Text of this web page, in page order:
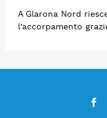
A Glarona Nord
l'accorpamento